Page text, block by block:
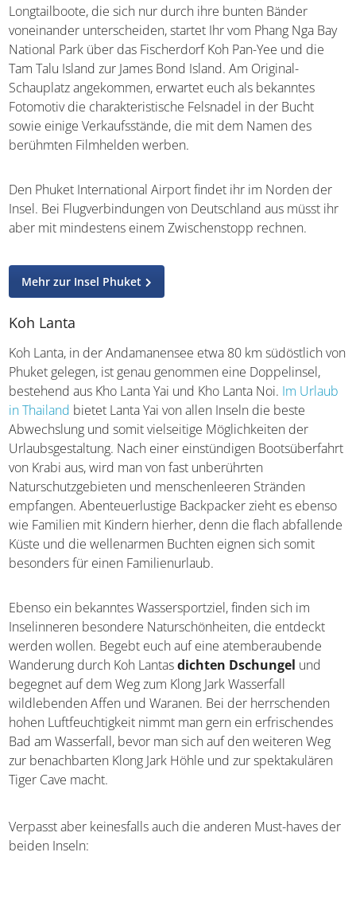
Nicht direkt auf Phuket, aber einen Tagesausflug wert, ist
der Besuch der kleinen benachbarten Insel Koh Khao
Phing Kan in der nordöstlich von Phuket gelegenen Phang
Nga Bucht. Sie ist auch als „James Bond Island“ bekannt
und trägt als Drehort des Films „Der Mann mit dem
goldenen Colt“ dessen Namen. Mit einem der
landestypischen Longtailboote, die sich nur durch ihre
bunten Bänder voneinander unterscheiden, startet Ihr
Koh Pan-Yee und die Tam Talu Island zur James Bond
Island. Am Original-Schauplatz angekommen, erwartet
euch als bekanntes Fotomotiv die charakteristische
Felsnadel in der Bucht sowie einige Verkaufsstände, die
Den Phuket International Airport findet ihr im Norden der
Insel. Bei Flugverbindungen von Deutschland aus müsst
Mehr zur Insel Phuket
Koh Lanta
Koh Lanta, in der Andamanensee etwa 80 km südöstlich
von Phuket gelegen, ist genau genommen eine
Doppelinsel, bestehend aus Kho Lanta Yai und Kho Lanta
Noi.Im Urlaub in Thailandbietet Lanta Yai von allen Inseln
die beste Abwechslung und somit vielseitige
Möglichkeiten der Urlaubsgestaltung. Nach einer
fast unberührten Naturschutzgebieten und
menschenleeren Stränden empfangen. Abenteuerlustige
Backpacker zieht es ebenso wie Familien mit Kindern
hierher, denn die flach abfallende Küste und die
wellenarmen Buchten eignen sich somit besonders für
einen Familienurlaub.
Ebenso ein bekanntes Wassersportziel, finden sich im
Inselinneren besondere Naturschönheiten, die entdeckt
werden wollen. Begebt euch auf eine atemberaubende
begegnet auf dem Weg zum Klong Jark Wasserfall
wildlebenden Affen und Waranen. Bei der herrschenden
hohen Luftfeuchtigkeit nimmt man gern ein erfrischendes